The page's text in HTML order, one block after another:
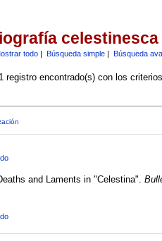
celestinesca
todo| Búsqueda simple| Búsqueda
registro encontrado(s) con los
and Laments in "Celestina".